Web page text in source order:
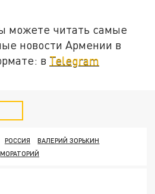
можете читать самые
новости Армении в
в Telegram
РОССИЯ
ВАЛЕРИЙ ЗОРЬКИН
МОРАТОРИЙ